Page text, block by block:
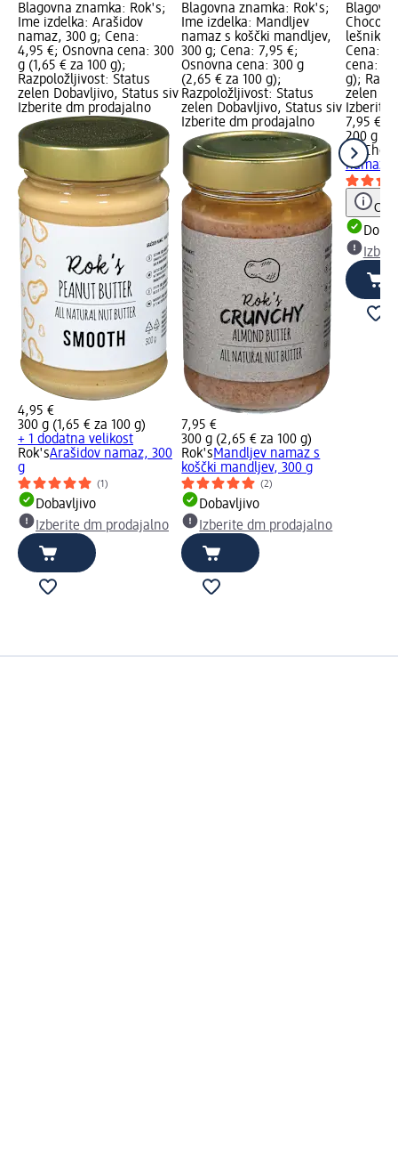
Blagovna znamka: Rok's;
Ime izdelka: Arašidov
namaz, 300 g; Cena:
4,95 €; Osnovna cena: 300
g (1,65 € za 100 g);
Razpoložljivost: Status
zelen Dobavljivo, Status siv
Izberite dm prodajalno
4,95 €
300 g (1,65 € za 100 g)
+ 1 dodatna velikost
Rok'sArašidov namaz, 300
g
(1)
Dobavljivo
Izberite dm prodajalno
Blagovna znamka: Rok's;
Ime izdelka: Mandljev
namaz s koščki mandljev,
300 g; Cena: 7,95 €;
Osnovna cena: 300 g
(2,65 € za 100 g);
Razpoložljivost: Status
zelen Dobavljivo, Status siv
Izberite dm prodajalno
7,95 €
300 g (2,65 € za 100 g)
Rok'sMandljev namaz s
koščki mandljev, 300 g
(2)
Dobavljivo
Izberite dm prodajalno
lešnikov
Cena:
cena:
g);
zelen
Izberite
7,95 €
200 g
20
namaz,